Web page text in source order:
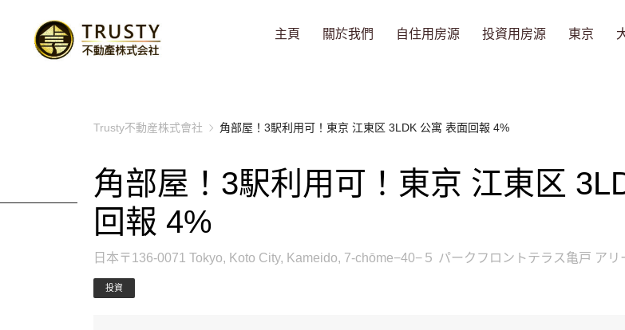
主頁 關於我們 自住用房源 投資用房源 東京
Trusty不動産株式會社 角部屋！3駅利用可！東京 江東区 3LDK 公寓 表面回報 4%
角部屋！3駅利用可！東京 江東区
回報 4%
日本〒136-0071 Tokyo, Koto City, Kameido, 7-chōme−40−５ パークフロントテラス亀戸 ア
投資